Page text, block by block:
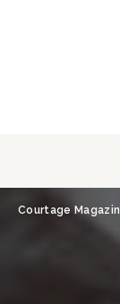
Courtage